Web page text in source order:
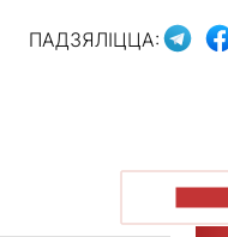
ПАДЗЯЛІЦЦА: